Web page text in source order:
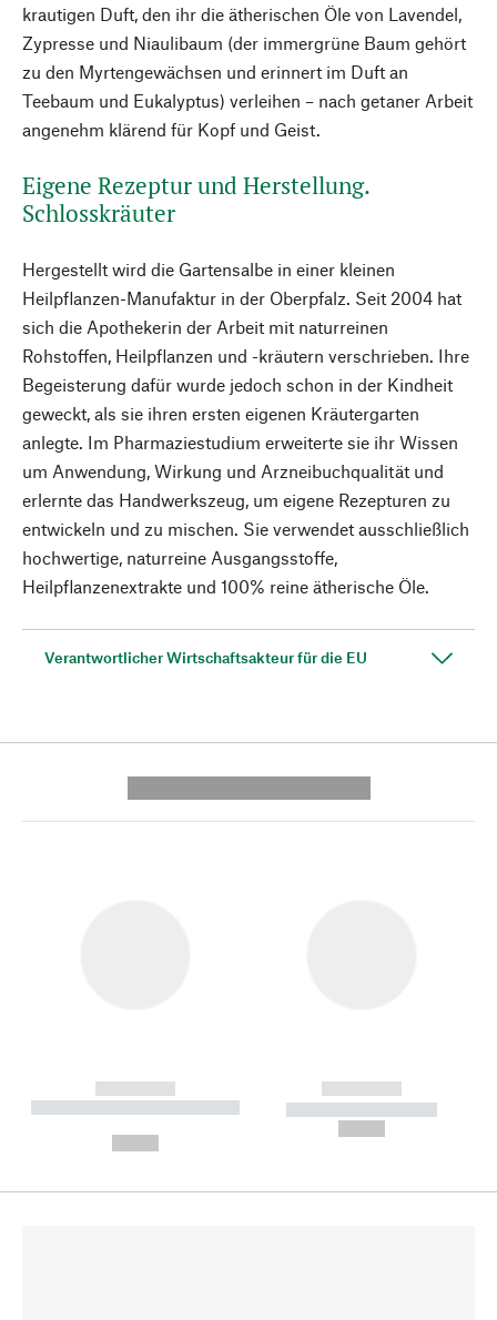
krautigen Duft, den ihr die ätherischen Öle von Lavendel,
Zypresse und Niaulibaum (der immergrüne Baum gehört
zu den Myrtengewächsen und erinnert im Duft an
Teebaum und Eukalyptus) verleihen – nach getaner Arbeit
angenehm klärend für Kopf und Geist.
Eigene Rezeptur und Herstellung.
Schlosskräuter
Hergestellt wird die Gartensalbe in einer kleinen
Heilpflanzen-Manufaktur in der Oberpfalz. Seit 2004 hat
sich die Apothekerin der Arbeit mit naturreinen
Rohstoffen, Heilpflanzen und -kräutern verschrieben. Ihre
Begeisterung dafür wurde jedoch schon in der Kindheit
geweckt, als sie ihren ersten eigenen Kräutergarten
anlegte. Im Pharmaziestudium erweiterte sie ihr Wissen
um Anwendung, Wirkung und Arzneibuchqualität und
erlernte das Handwerkszeug, um eigene Rezepturen zu
entwickeln und zu mischen. Sie verwendet ausschließlich
hochwertige, naturreine Ausgangsstoffe,
Heilpflanzenextrakte und 100% reine ätherische Öle.
Verantwortlicher Wirtschaftsakteur für die EU
------------
----------- ----------- --------
------------
----------- -----------